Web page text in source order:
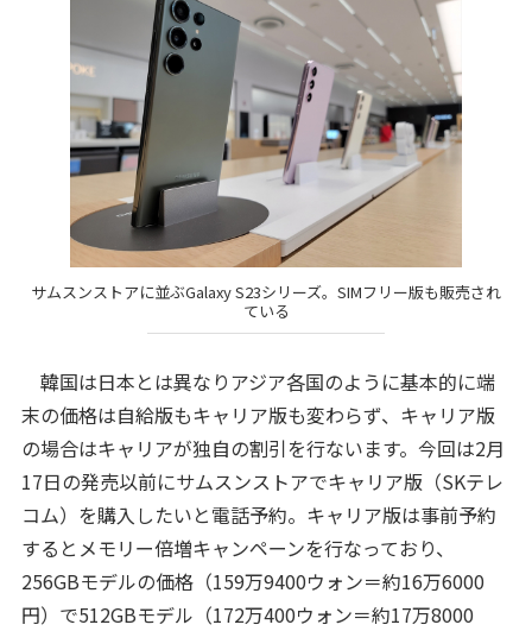
サムスンストアに並ぶGalaxy S23シリーズ。SIMフリー版も販売され
ている
韓国は日本とは異なりアジア各国のように基本的に端
末の価格は自給版もキャリア版も変わらず、キャリア版
の場合はキャリアが独自の割引を行ないます。今回は2月
17日の発売以前にサムスンストアでキャリア版（SKテレ
コム）を購入したいと電話予約。キャリア版は事前予約
するとメモリー倍増キャンペーンを行なっており、
256GBモデルの価格（159万9400ウォン＝約16万6000
円）で512GBモデル（172万400ウォン＝約17万8000